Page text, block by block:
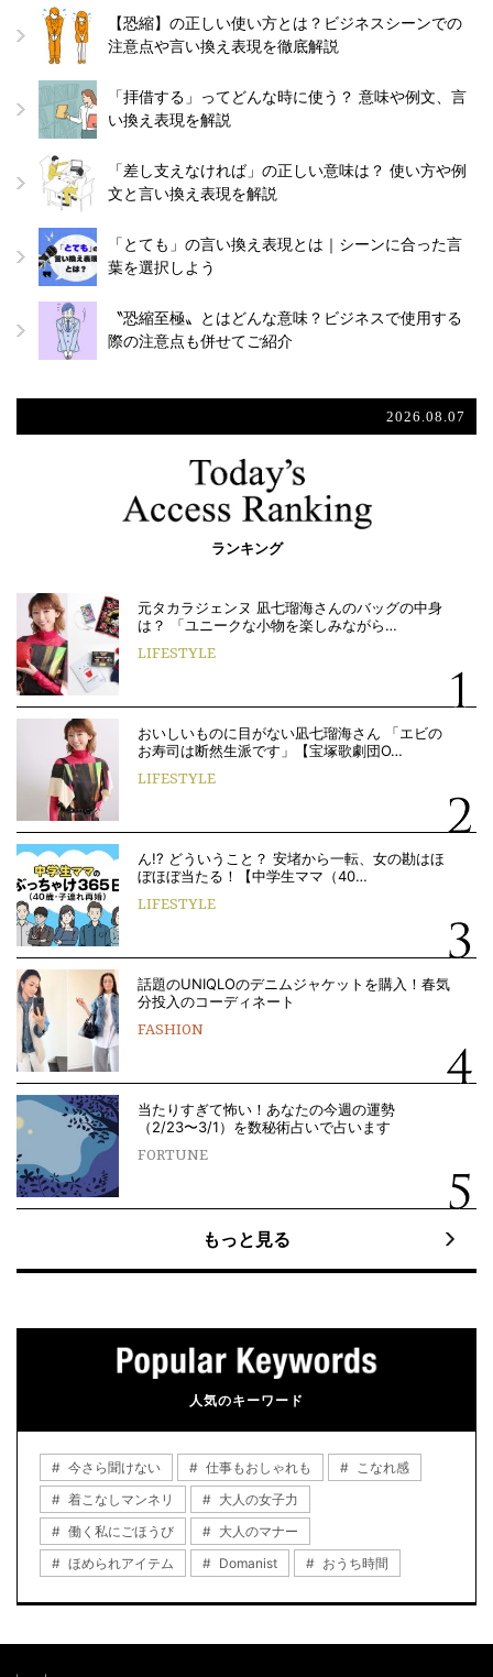
【恐縮】の正しい使い方とは？ビジネスシーンでの
注意点や言い換え表現を徹底解説
「拝借する」ってどんな時に使う？ 意味や例文、言
い換え表現を解説
「差し支えなければ」の正しい意味は？ 使い方や例
文と言い換え表現を解説
「とても」の言い換え表現とは｜シーンに合った言
葉を選択しよう
〝恐縮至極〟とはどんな意味？ビジネスで使用する
際の注意点も併せてご紹介
2026.08.07
ランキング
元タカラジェンヌ 凪七瑠海さんのバッグの中身
は？ 「ユニークな小物を楽しみながら…
LIFESTYLE
おいしいものに目がない凪七瑠海さん 「エビの
お寿司は断然生派です」【宝塚歌劇団O…
LIFESTYLE
ん!? どういうこと？ 安堵から一転、女の勘はほ
ぼほぼ当たる！【中学生ママ（40…
LIFESTYLE
話題のUNIQLOのデニムジャケットを購入！春気
分投入のコーディネート
FASHION
当たりすぎて怖い！あなたの今週の運勢
（2/23〜3/1）を数秘術占いで占います
FORTUNE
もっと見る
人気のキーワード
今さら聞けない 仕事もおしゃれも
こなれ感
着こなしマンネリ
大人の女子力
働く私にごほうび
大人のマナー
ほめられアイテム
Domanist おうち時間